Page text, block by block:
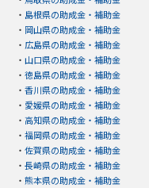
・ 島根県の助成金・補助金
・ 岡山県の助成金・補助金
・ 広島県の助成金・補助金
・ 山口県の助成金・補助金
・ 徳島県の助成金・補助金
・ 香川県の助成金・補助金
・ 愛媛県の助成金・補助金
・ 高知県の助成金・補助金
・ 福岡県の助成金・補助金
・ 佐賀県の助成金・補助金
・ 長崎県の助成金・補助金
・ 熊本県の助成金・補助金